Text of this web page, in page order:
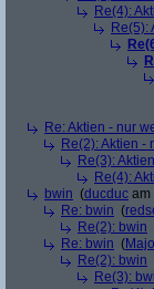
Re(4):
Re(5):
Re: Aktien - nur
Re(2): Aktien -
Re(3):
Re(4):
bwin (ducduc am
Re: bwin (
Re(2): bwin
Re: bwin (
Re(2): bwin
Re(3):